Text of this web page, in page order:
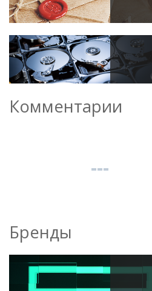
Комментарии
Бренды